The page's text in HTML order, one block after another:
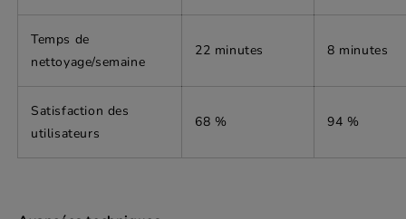
Temps de
nettoyage/semaine
22 minutes 8 minutes
Satisfaction des
utilisateurs
68 % 94 %